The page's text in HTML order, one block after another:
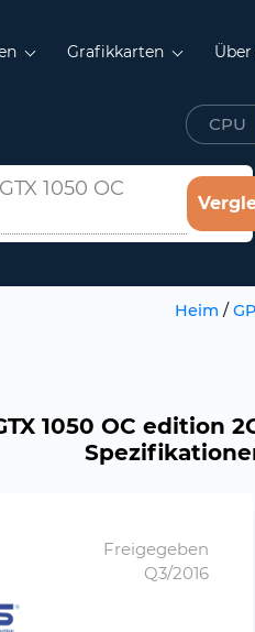
Grafikkarten
CPU
1050 OC
Heim /
1050 OC edition
Freigegeben
Q3/2016